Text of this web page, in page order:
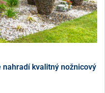
nahradí kvalitný nožnicový